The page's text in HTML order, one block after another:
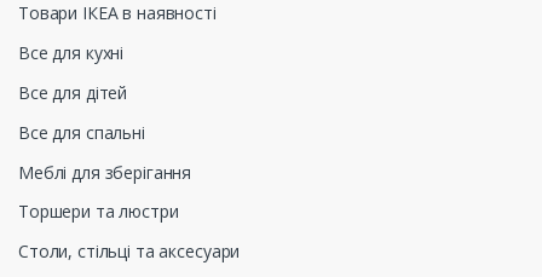
Товари ІКЕА в наявності
Все для кухні
Все для дітей
Все для спальні
Меблі для зберігання
Торшери та люстри
Столи, стільці та аксесуари